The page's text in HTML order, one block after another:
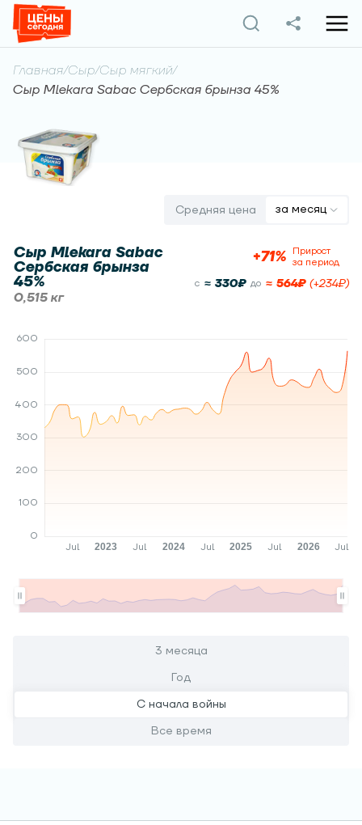
Главная/Сыр/Сыр мягкий/
Сыр Mlekara Sabac Сербская брынза 45%
Средняя цена за месяц
Сыр Mlekara Sabac
Сербская брынза
45%
0,515 кг
+71% Прирост
за период
c ≈ 330₽ до ≈ 564₽ (+234₽)
3 месяца
Год
С начала войны
Все время